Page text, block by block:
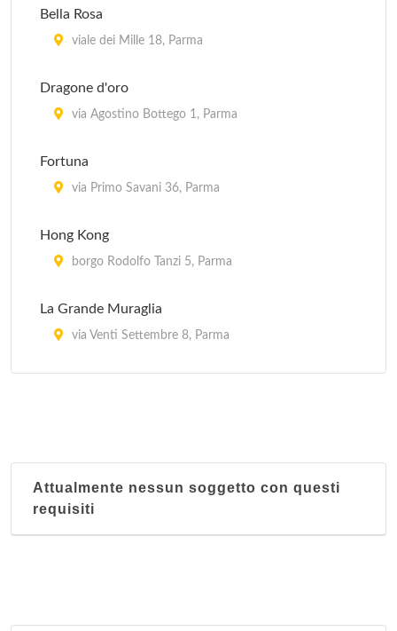
Bella Rosa
viale dei Mille 18, Parma
Dragone d'oro
via Agostino Bottego 1, Parma
Fortuna
via Primo Savani 36, Parma
Hong Kong
borgo Rodolfo Tanzi 5, Parma
La Grande Muraglia
via Venti Settembre 8, Parma
viale Piacenza 13, Parma
Attualmente nessun soggetto con questi
requisiti